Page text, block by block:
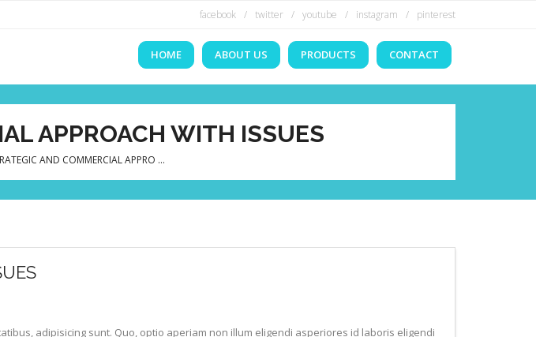
facebook twitter youtube instagram pinterest
HOME ABOUT US PRODUCTS CONTACT
APPROACH WITH ISSUES
AND COMMERCIAL APPRO …
adipisicing sunt. Quo, optio aperiam non illum eligendi asperiores id laboris eligendi